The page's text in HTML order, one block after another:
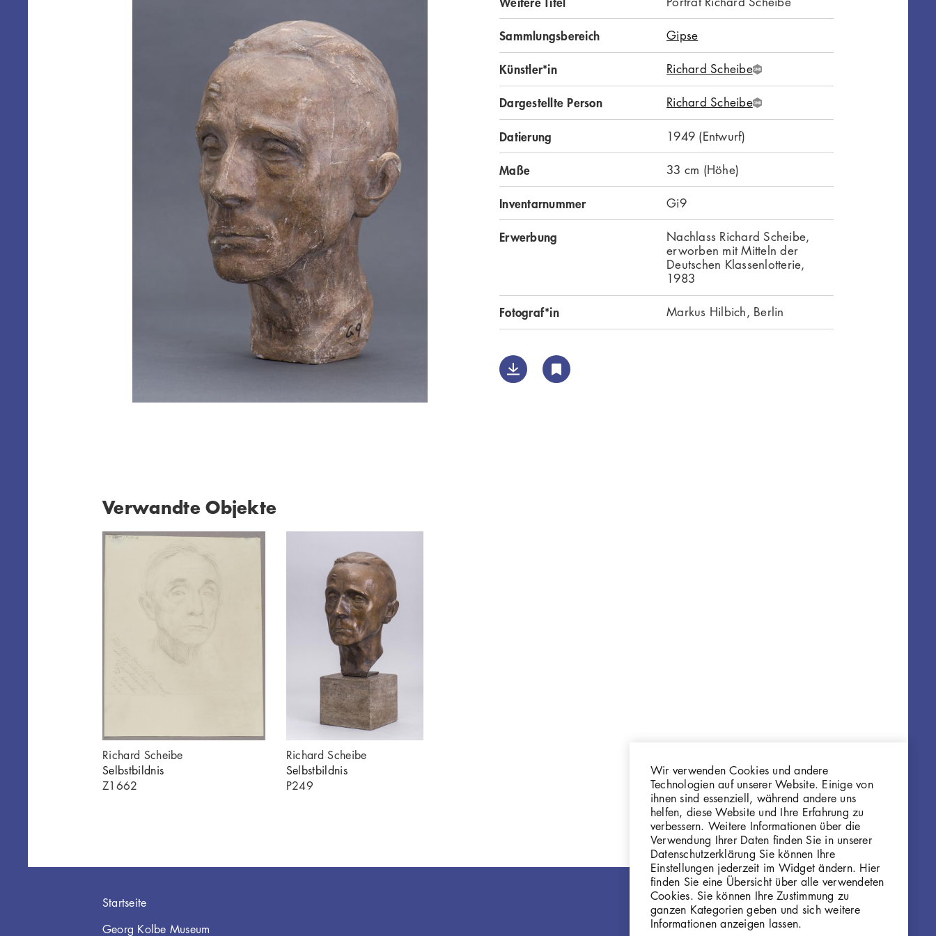
Sammlungsbereich Gipse
Künstler*in Richard ScheibeG
N
D
Dargestellte Person Richard ScheibeG
N
Datierung 1949 (Entwurf)
Maße 33 cm (Höhe)
Inventarnummer Gi9
Erwerbung
Nachlass Richard Scheibe,
erworben mit Mitteln der
Deutschen Klassenlotterie,
1983
Fotograf*in Markus Hilbich, Berlin
Verwandte Objekte
Richard Scheibe
Selbstbildnis
Z1662
Richard Scheibe
Selbstbildnis
P249
Hauptnavigation
Startseite
Georg Kolbe Museum
Wir verwenden Cookies und andere
Technologien auf unserer Website. Einige von
ihnen sind essenziell, während andere uns
helfen, diese Website und Ihre Erfahrung zu
verbessern. Weitere Informationen über die
Verwendung Ihrer Daten finden Sie in unserer
Datenschutzerklärung Sie können Ihre
Einstellungen jederzeit im Widget ändern. Hier
finden Sie eine Übersicht über alle verwendeten
Cookies. Sie können Ihre Zustimmung zu
ganzen Kategorien geben und sich weitere
Informationen anzeigen lassen.